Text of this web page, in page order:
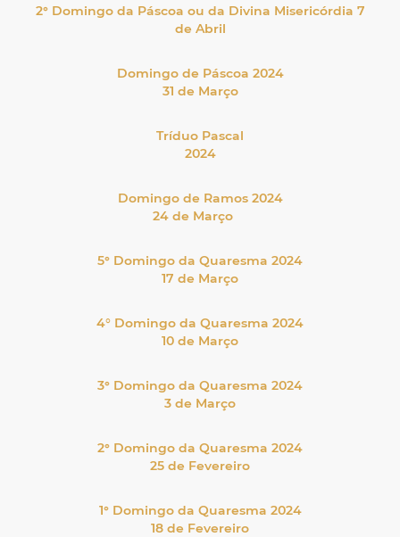
2° Domingo da Páscoa ou da Divina Misericórdia 7
de Abril
Domingo de Páscoa 2024
31 de Março
Tríduo Pascal
2024
Domingo de Ramos 2024
24 de Março
5° Domingo da Quaresma 2024
17 de Março
4° Domingo da Quaresma 2024
10 de Março
3° Domingo da Quaresma 2024
3 de Março
2° Domingo da Quaresma 2024
25 de Fevereiro
1° Domingo da Quaresma 2024
18 de Fevereiro